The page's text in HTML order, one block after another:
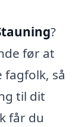
?
før at
så
til dit
får du